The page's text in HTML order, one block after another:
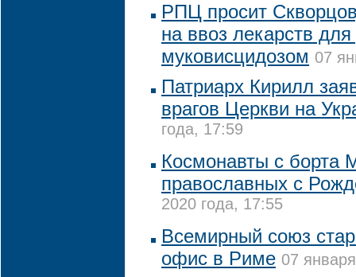
РПЦ просит
на ввоз лекарств для
муковисцидозом 07
Патриарх Кирилл
врагов Церкви на
года, 17:59
Космонавты с борта
православных с
2020 года, 17:55
Всемирный союз
офис в Риме 07